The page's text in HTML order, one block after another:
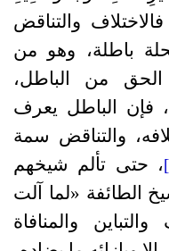
كَثِيرا} [النساء: 82]، فالاختلاف والتناقض
باطلة، وهو من
من الباطل،
فإن الباطل يعرف
والتناقض سمة
، حتى تألم شيخهم
الطائفة «لما آلت
والمنافاة